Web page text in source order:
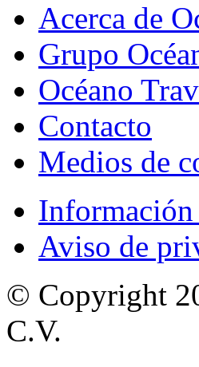
Acerca de
Grupo
Océano
Contacto
Medios de
Información
Aviso de
© Copyright
C.V.